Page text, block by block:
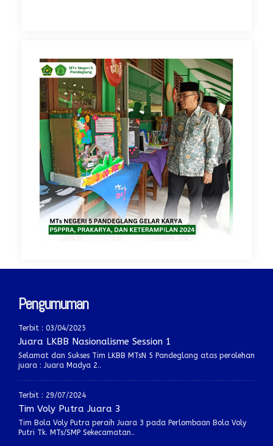
Pengumuman
Terbit : 03/04/2025
Juara LKBB Nasionalisme Session 1
Selamat dan Sukses Tim LKBB MTsN 5 Pandeglang atas perolehan
juara : Juara Madya 2..
Terbit : 29/07/2024
Tim Voly Putra Juara 3
Tim Bola Voly Putra peraih Juara 3 pada Perlombaan Bola Voly
Putri Tk. MTs/SMP Sekecamatan..